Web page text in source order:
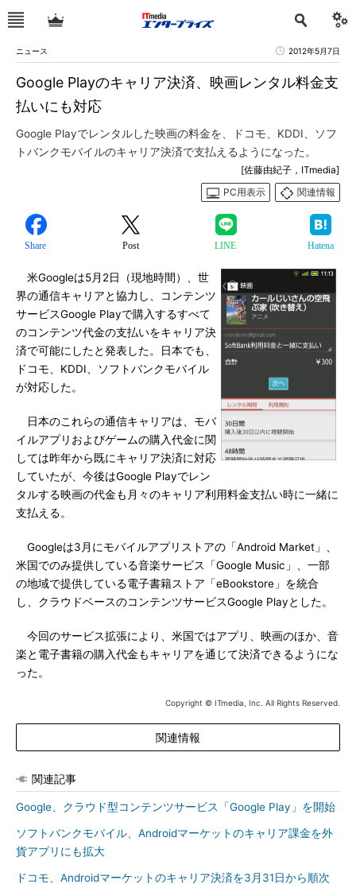
ニュース 2012年5月7日
Google Playのキャリア決済、映画レンタル料金支
払いにも対応
Google Playでレンタルした映画の料金を、ドコモ、KDDI、ソフ
トバンクモバイルのキャリア決済で支払えるようになった。
[佐藤由紀子，ITmedia]
PC用表示
関連情報
Share Post LINE Hatena
米Googleは5月2日（現地時間）、世
界の通信キャリアと協力し、コンテンツ
サービスGoogle Playで購入するすべて
のコンテンツ代金の支払いをキャリア決
済で可能にしたと発表した。日本でも、
ドコモ、KDDI、ソフトバンクモバイル
が対応した。
日本のこれらの通信キャリアは、モバ
イルアプリおよびゲームの購入代金に関
しては昨年から既にキャリア決済に対応
していたが、今後はGoogle Playでレン
タルする映画の代金も月々のキャリア利用料金支払い時に一緒に
支払える。
Googleは3月にモバイルアプリストアの「Android Market」、
米国でのみ提供している音楽サービス「Google Music」、一部
の地域で提供している電子書籍ストア「eBookstore」を統合
し、クラウドベースのコンテンツサービスGoogle Playとした。
今回のサービス拡張により、米国ではアプリ、映画のほか、音
楽と電子書籍の購入代金もキャリアを通じて決済できるようにな
った。
Copyright © ITmedia, Inc. All Rights Reserved.
関連情報
関連記事
Google、クラウド型コンテンツサービス「Google Play」を開始
ソフトバンクモバイル、Androidマーケットのキャリア課金を外
貨アプリにも拡大
ドコモ、Androidマーケットのキャリア決済を3月31日から順次